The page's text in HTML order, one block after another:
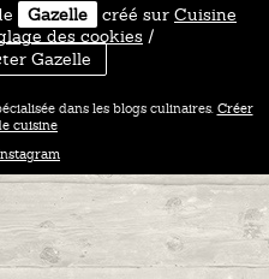
Gazelle créé sur Cuisine
des cookies /
Gazelle
dans les blogs culinaires. Créer
cuisine